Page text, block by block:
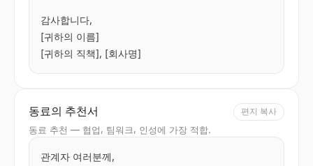
감사합니다,
[귀하의 이름]
[귀하의 직책], [회사명]
동료의 추천서
동료 추천 — 협업, 팀워크, 인성에 가장 적합.
편지 복사
관계자 여러분께,